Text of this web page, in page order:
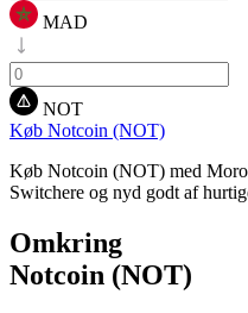
MAD
NOT
Køb Notcoin (NOT)
Køb Notcoin (NOT) med
Switchere og nyd godt af
Omkring
Notcoin (NOT)